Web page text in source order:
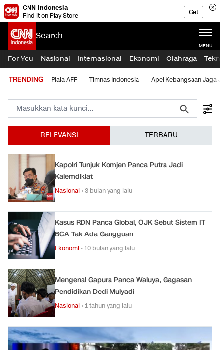
CNN Indonesia
Find it on Play Store
Get
Search
MENU
For You Nasional Internasional Ekonomi Olahraga
TRENDING Piala AFF Timnas Indonesia Apel Kebangsaan Jaga
RELEVANSI TERBARU
Kapolri Tunjuk Komjen Panca Putra Jadi
Kalemdiklat
Nasional •3 bulan yang lalu
Kasus RDN Panca Global, OJK Sebut Sistem IT
BCA Tak Ada Gangguan
Ekonomi •10 bulan yang lalu
Mengenal Gapura Panca Waluya, Gagasan
Pendidikan Dedi Mulyadi
Nasional •1 tahun yang lalu